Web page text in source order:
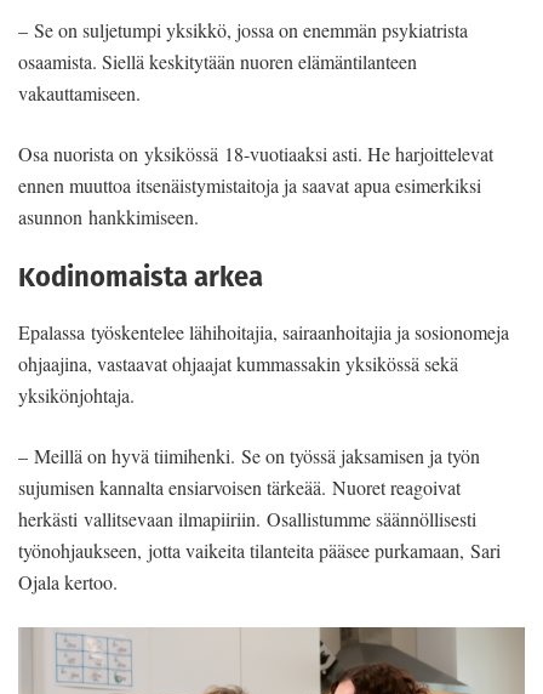
– Se on suljetumpi yksikkö, jossa on enemmän psykiatrista
osaamista. Siellä keskitytään nuoren elämäntilanteen
vakauttamiseen.
Osa nuorista on yksikössä 18-vuotiaaksi asti. He harjoittelevat
ennen muuttoa itsenäistymistaitoja ja saavat apua esimerkiksi
asunnon hankkimiseen.
Kodinomaista arkea
Epalassa työskentelee lähihoitajia, sairaanhoitajia ja sosionomeja
ohjaajina, vastaavat ohjaajat kummassakin yksikössä sekä
yksikönjohtaja.
– Meillä on hyvä tiimihenki. Se on työssä jaksamisen ja työn
sujumisen kannalta ensiarvoisen tärkeää. Nuoret reagoivat
herkästi vallitsevaan ilmapiiriin. Osallistumme säännöllisesti
työnohjaukseen, jotta vaikeita tilanteita pääsee purkamaan, Sari
Ojala kertoo.